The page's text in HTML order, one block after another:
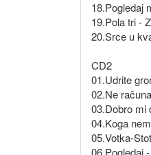
18.Pogledaj
19.Pola tri -
20.Srce u
CD2
01.Udrite
02.Ne
03.Dobro mi
04.Koga
05.Votka-